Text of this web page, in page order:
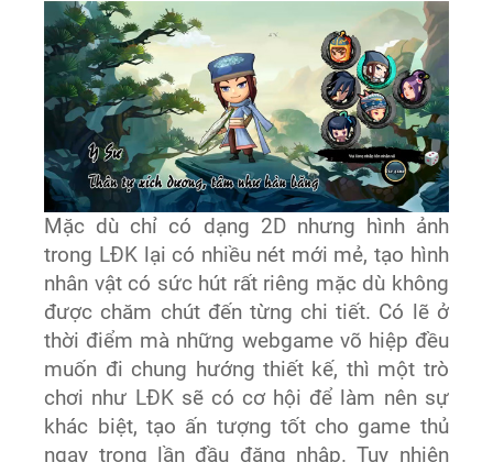
Mặc dù chỉ có dạng 2D nhưng hình ảnh
trong LĐK lại có nhiều nét mới mẻ, tạo hình
nhân vật có sức hút rất riêng mặc dù không
được chăm chút đến từng chi tiết. Có lẽ ở
thời điểm mà những webgame võ hiệp đều
muốn đi chung hướng thiết kế, thì một trò
chơi như LĐK sẽ có cơ hội để làm nên sự
khác biệt, tạo ấn tượng tốt cho game thủ
ngay trong lần đầu đăng nhập. Tuy nhiên